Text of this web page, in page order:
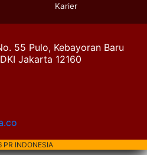
Karier
55 Pulo, Kebayoran Baru
Jakarta 12160
INDONESIA